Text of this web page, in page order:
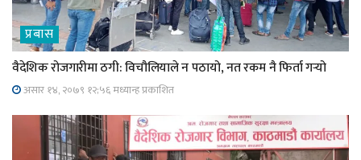
प्रबास
वैदेशिक रोजगारीमा ठगी: विचौलियाले न पठायो, नत रकम नै फिर्ता गर्‍यो
असार १४, २०७९ १२;५६ मध्यान्ह प्रकाशित